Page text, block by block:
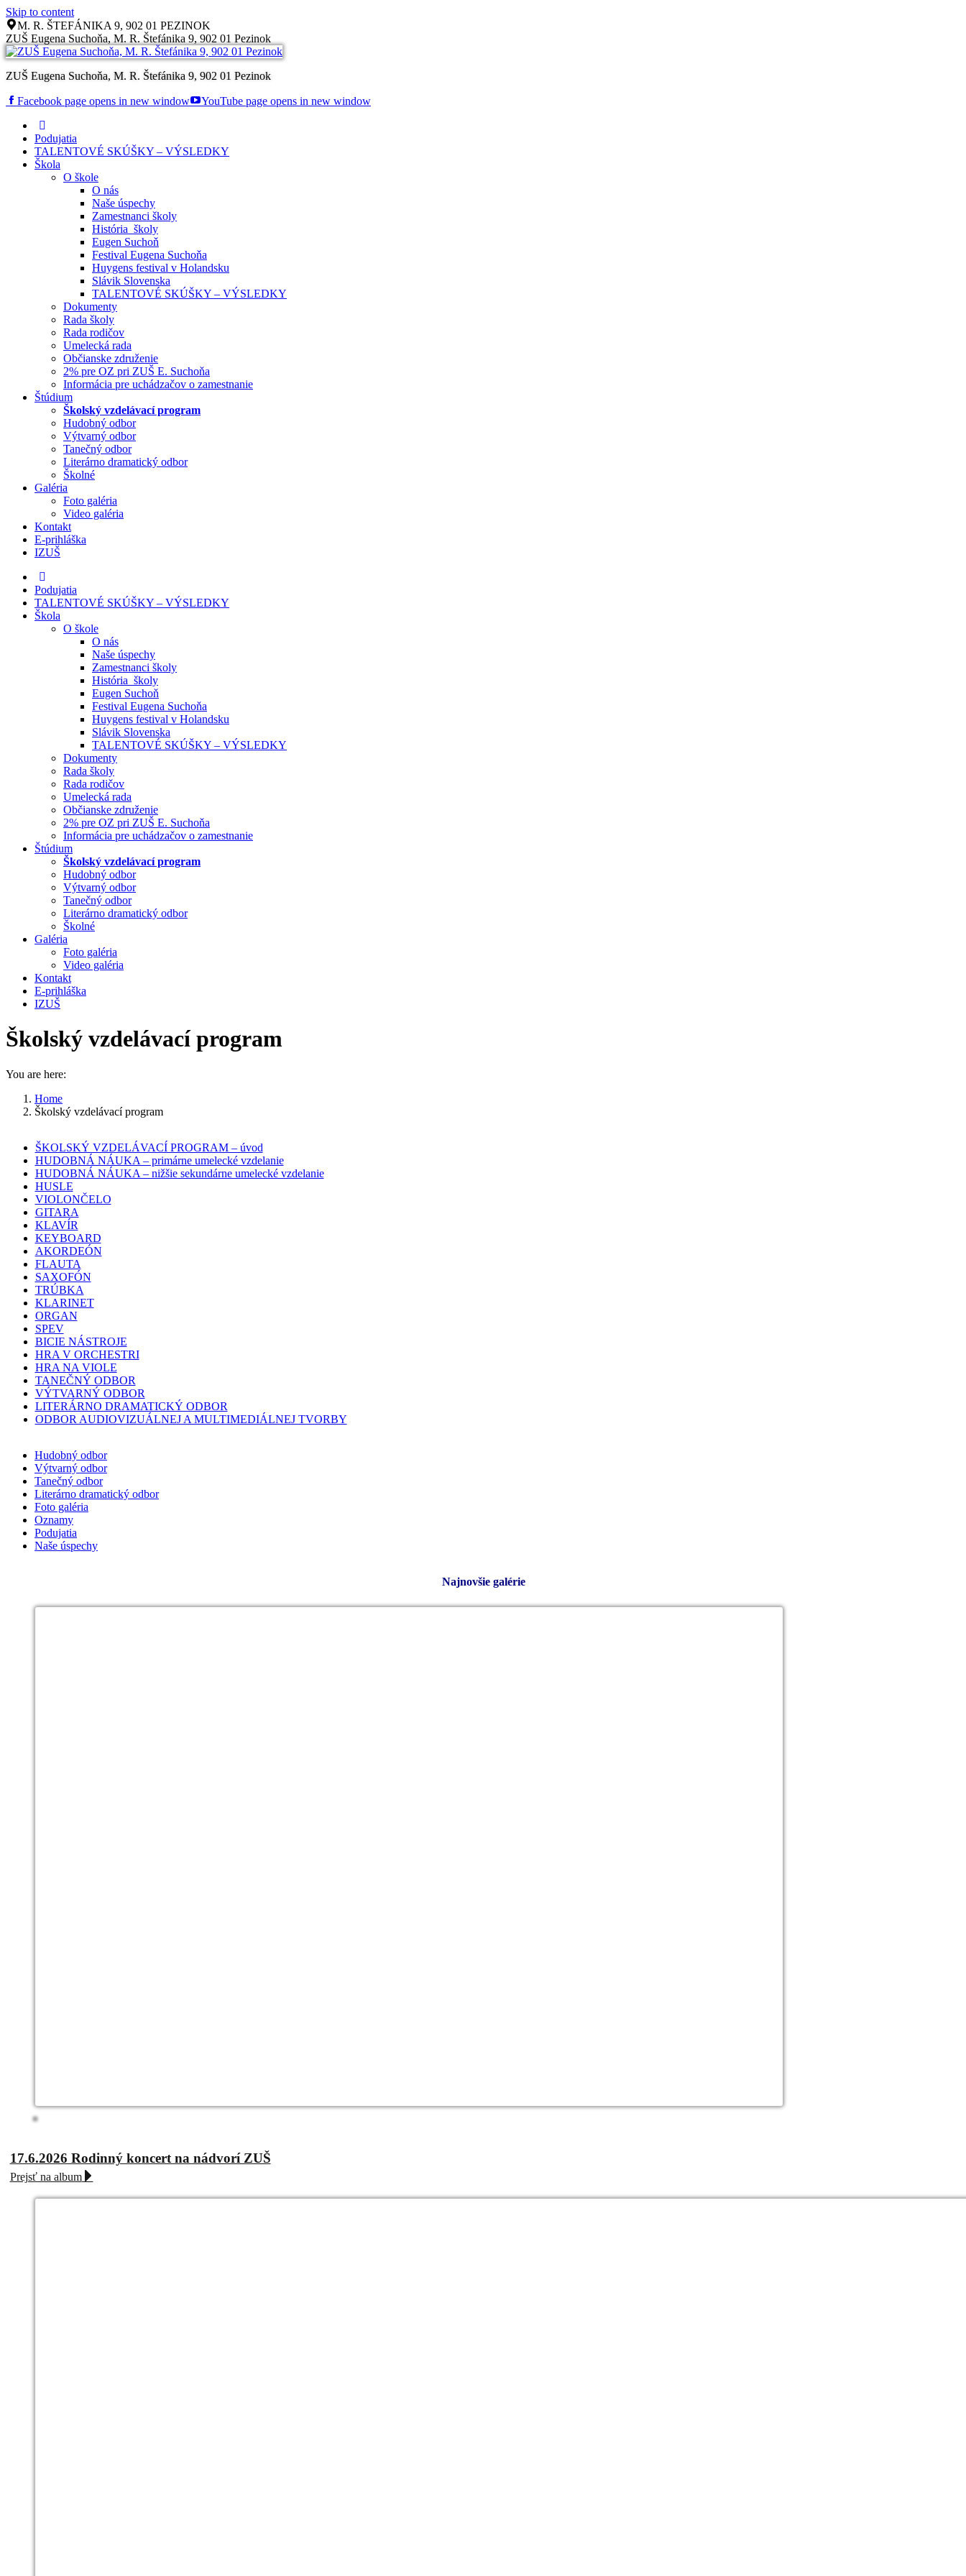
Skip to content
M. R. ŠTEFÁNIKA 9, 902 01 PEZINOK
ZUŠ Eugena Suchoňa, M. R. Štefánika 9, 902 01 Pezinok
ZUŠ Eugena Suchoňa, M. R. Štefánika 9, 902 01 Pezinok
Facebook page opens in new window YouTube page opens in new window
Podujatia
TALENTOVÉ SKÚŠKY – VÝSLEDKY
Škola
O škole
O nás
Naše úspechy
Zamestnanci školy
História školy
Eugen Suchoň
Festival Eugena Suchoňa
Huygens festival v Holandsku
Slávik Slovenska
TALENTOVÉ SKÚŠKY – VÝSLEDKY
Dokumenty
Rada školy
Rada rodičov
Umelecká rada
Občianske združenie
2% pre OZ pri ZUŠ E. Suchoňa
Informácia pre uchádzačov o zamestnanie
Štúdium
Školský vzdelávací program
Hudobný odbor
Výtvarný odbor
Tanečný odbor
Literárno dramatický odbor
Školné
Galéria
Foto galéria
Video galéria
Kontakt
E-prihláška
IZUŠ
Podujatia
TALENTOVÉ SKÚŠKY – VÝSLEDKY
Škola
O škole
O nás
Naše úspechy
Zamestnanci školy
História školy
Eugen Suchoň
Festival Eugena Suchoňa
Huygens festival v Holandsku
Slávik Slovenska
TALENTOVÉ SKÚŠKY – VÝSLEDKY
Dokumenty
Rada školy
Rada rodičov
Umelecká rada
Občianske združenie
2% pre OZ pri ZUŠ E. Suchoňa
Informácia pre uchádzačov o zamestnanie
Štúdium
Školský vzdelávací program
Hudobný odbor
Výtvarný odbor
Tanečný odbor
Literárno dramatický odbor
Školné
Galéria
Foto galéria
Video galéria
Kontakt
E-prihláška
IZUŠ
Školský vzdelávací program
You are here:
Home
Školský vzdelávací program
ŠKOLSKÝ VZDELÁVACÍ PROGRAM – úvod
HUDOBNÁ NÁUKA – primárne umelecké vzdelanie
HUDOBNÁ NÁUKA – nižšie sekundárne umelecké vzdelanie
HUSLE
VIOLONČELO
GITARA
KLAVÍR
KEYBOARD
AKORDEÓN
FLAUTA
SAXOFÓN
TRÚBKA
KLARINET
ORGAN
SPEV
BICIE NÁSTROJE
HRA V ORCHESTRI
HRA NA VIOLE
TANEČNÝ ODBOR
VÝTVARNÝ ODBOR
LITERÁRNO DRAMATICKÝ ODBOR
ODBOR AUDIOVIZUÁLNEJ A MULTIMEDIÁLNEJ TVORBY
Hudobný odbor
Výtvarný odbor
Tanečný odbor
Literárno dramatický odbor
Foto galéria
Oznamy
Podujatia
Naše úspechy
Najnovšie galérie
17.6.2026 Rodinný koncert na nádvorí ZUŠ
Prejsť na album